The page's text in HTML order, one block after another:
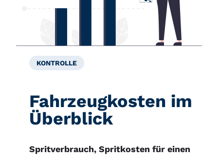
KONTROLLE
Fahrzeugkosten im
Überblick
Spritverbrauch, Spritkosten für einen